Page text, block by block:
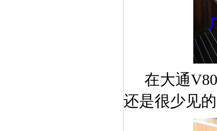
在大通
还是很少见